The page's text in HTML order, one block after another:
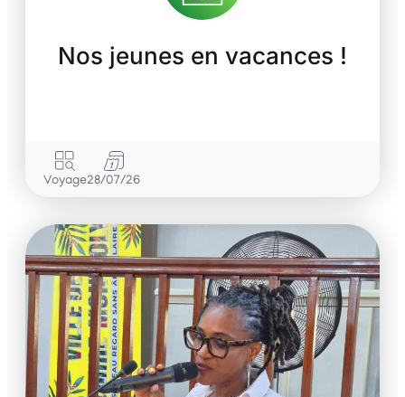
Nos jeunes en vacances !
Voyage28/07/26